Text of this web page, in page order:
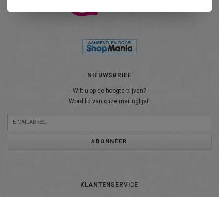
NIEUWSBRIEF
Wilt u op de hoogte blijven?
Word lid van onze mailinglijst:
ABONNEER
KLANTENSERVICE